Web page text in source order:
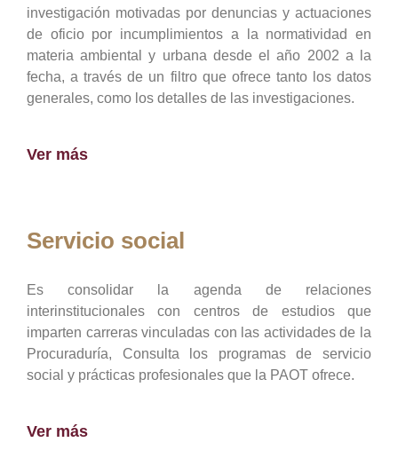
investigación motivadas por denuncias y actuaciones
de oficio por incumplimientos a la normatividad en
materia ambiental y urbana desde el año 2002 a la
fecha, a través de un filtro que ofrece tanto los datos
generales, como los detalles de las investigaciones.
Ver más
Servicio social
Es consolidar la agenda de relaciones
interinstitucionales con centros de estudios que
imparten carreras vinculadas con las actividades de la
Procuraduría, Consulta los programas de servicio
social y prácticas profesionales que la PAOT ofrece.
Ver más